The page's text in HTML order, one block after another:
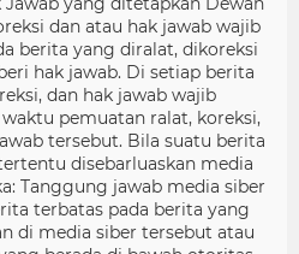
dan atau hak jawab wajib
berita yang diralat, dikoreksi
hak jawab. Di setiap berita
dan hak jawab wajib
pemuatan ralat, koreksi,
tersebut. Bila suatu berita
disebarluaskan media
Tanggung jawab media siber
terbatas pada berita yang
di media siber tersebut atau